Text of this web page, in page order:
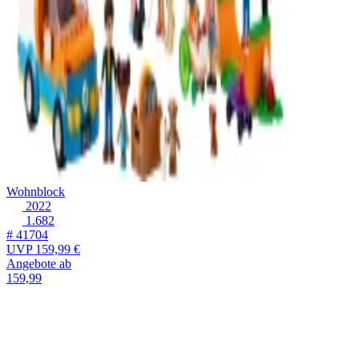
Wohnblock
2022
1.682
# 41704
UVP159,99 €
Angebote ab
159,99